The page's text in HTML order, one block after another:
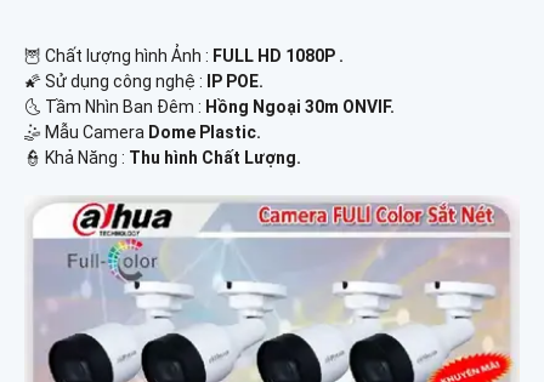
🦉 Chất lượng hình Ảnh : FULL HD 1080P .
🌠 Sử dụng công nghệ :
IP POE.
🌜 Tầm Nhìn Ban Đêm : Hồng Ngoại 30m ONVIF.
🤹 Mẫu Camera Dome Plastic.
️👮 Khả Năng : Thu hình Chất Lượng.